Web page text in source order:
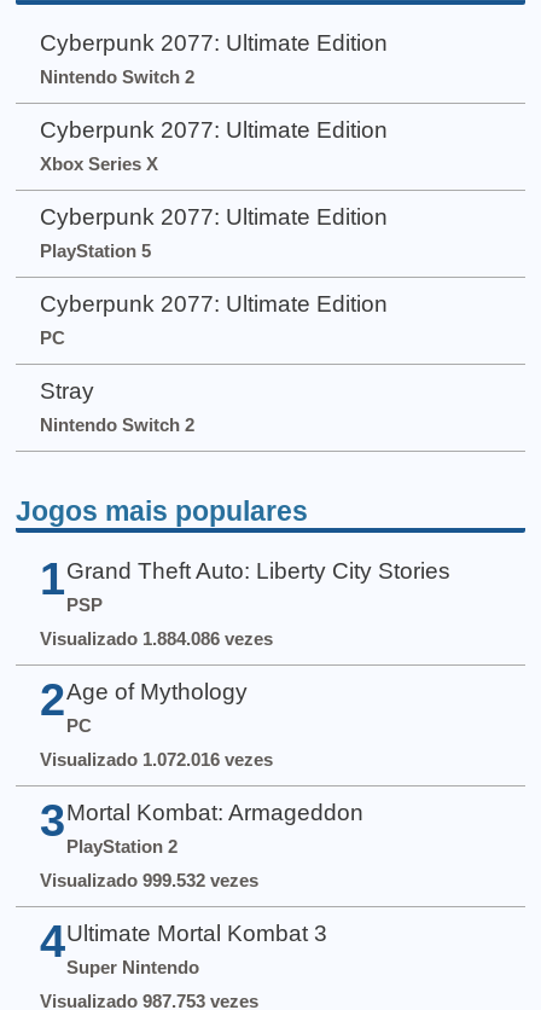
Cyberpunk 2077: Ultimate Edition
Nintendo Switch 2
Cyberpunk 2077: Ultimate Edition
Xbox Series X
Cyberpunk 2077: Ultimate Edition
PlayStation 5
Cyberpunk 2077: Ultimate Edition
PC
Stray
Nintendo Switch 2
Jogos mais populares
1 Grand Theft Auto: Liberty City Stories
PSP
Visualizado 1.884.086 vezes
2 Age of Mythology
PC
Visualizado 1.072.016 vezes
3 Mortal Kombat: Armageddon
PlayStation 2
Visualizado 999.532 vezes
4 Ultimate Mortal Kombat 3
Super Nintendo
Visualizado 987.753 vezes